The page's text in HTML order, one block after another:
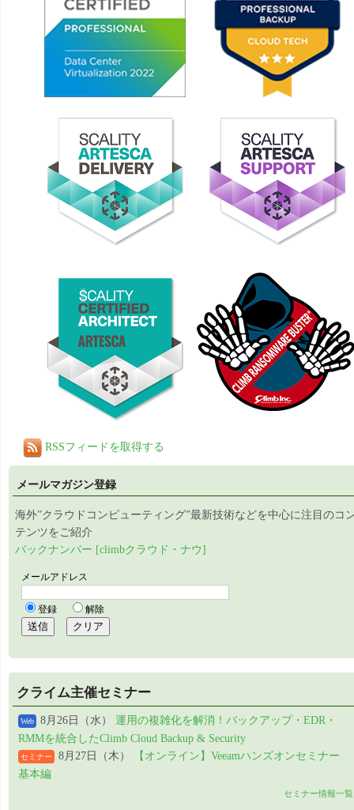
RSSフィードを取得する
メールマガジン登録
海外”クラウドコンピューティング”最新技術などを中心に注目のコ
テンツをご紹介
バックナンバー [climbクラウド・ナウ]
クライム主催セミナー
Web 8月26日（水） 運用の複雑化を解消！バックアップ・EDR・
RMMを統合したClimb Cloud Backup & Security
セミナー 8月27日（木）
【オンライン】Veeamハンズオンセミナー
基本編
セミナー情報一覧